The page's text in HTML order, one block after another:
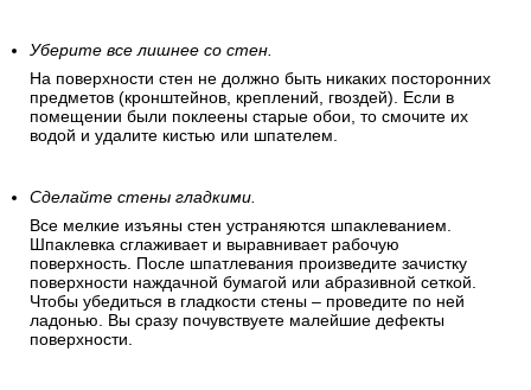
Уберите все лишнее со стен.
На поверхности стен не должно быть никаких посторонних
предметов (кронштейнов, креплений, гвоздей). Если в
помещении были поклеены старые обои, то смочите их
водой и удалите кистью или шпателем.
Сделайте стены гладкими.
Все мелкие изъяны стен устраняются шпаклеванием.
Шпаклевка сглаживает и выравнивает рабочую
поверхность. После шпатлевания произведите зачистку
поверхности наждачной бумагой или абразивной сеткой.
Чтобы убедиться в гладкости стены – проведите по ней
ладонью. Вы сразу почувствуете малейшие дефекты
поверхности.